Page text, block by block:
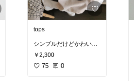
tops
シンプルだけどかわいい
デザイン𓂃♡
￥2,300
75 0